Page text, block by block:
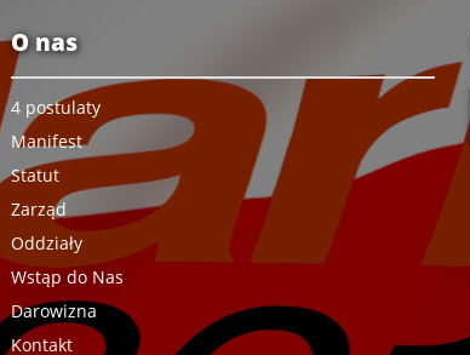
O nas
4 postulaty
Manifest
Statut
Zarząd
Oddziały
Wstąp do Nas
Darowizna
Kontakt